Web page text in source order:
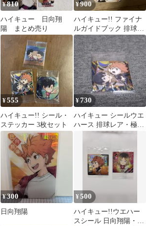
¥810
ハイキュー 日向翔
陽 まとめ売り
¥900
ハイキュー!! ファイナ
ルガイドブック 排球
極! 特典付き
¥555
ハイキュー!! シール・
ステッカー 3枚セット
¥730
ハイキュー シールウエ
ハース 排球レア・極
【おまけ付き】
¥300
日向翔陽
¥500
ハイキュー!!ウエハー
スシール 日向翔陽・孤